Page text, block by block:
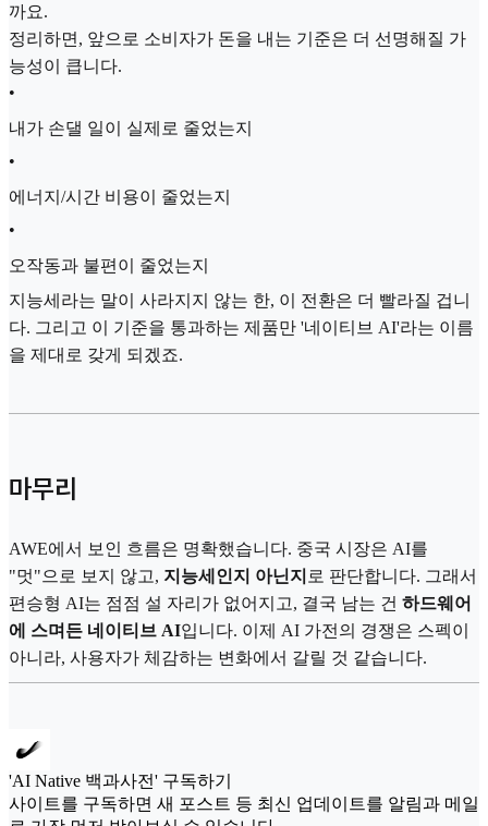
까요.
정리하면, 앞으로 소비자가 돈을 내는 기준은 더 선명해질 가
능성이 큽니다.
•
내가 손댈 일이 실제로 줄었는지
•
에너지/시간 비용이 줄었는지
•
오작동과 불편이 줄었는지
지능세라는 말이 사라지지 않는 한, 이 전환은 더 빨라질 겁니
다. 그리고 이 기준을 통과하는 제품만 '네이티브 AI'라는 이름
을 제대로 갖게 되겠죠.
마무리
AWE에서 보인 흐름은 명확했습니다. 중국 시장은 AI를
"멋"으로 보지 않고, 지능세인지 아닌지 로 판단합니다. 그래서
편승형 AI는 점점 설 자리가 없어지고, 결국 남는 건 하드웨어
에 스며든 네이티브 AI입니다. 이제 AI 가전의 경쟁은 스펙이
아니라, 사용자가 체감하는 변화에서 갈릴 것 같습니다.
'AI Native 백과사전' 구독하기
사이트를 구독하면 새 포스트 등 최신 업데이트를 알림과 메일